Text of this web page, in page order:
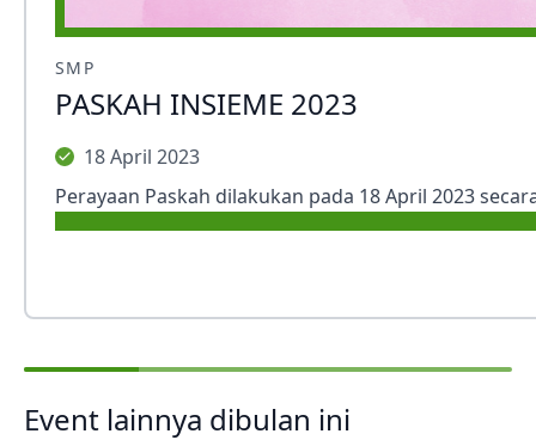
SMP
PASKAH INSIEME 2023
18 April 2023
Perayaan Paskah dilakukan pada 18 April 2023
Event lainnya dibulan ini